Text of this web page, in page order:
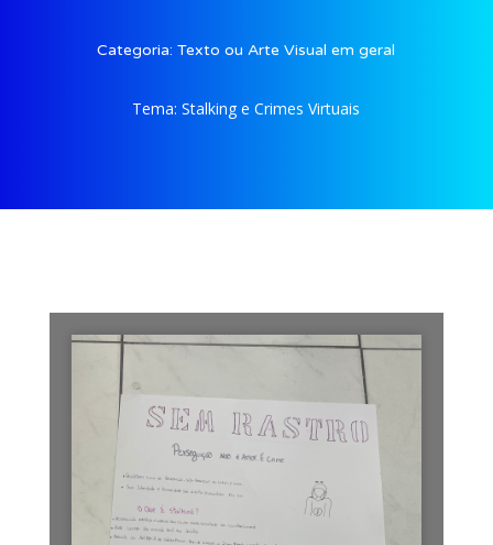
Categoria:Texto ou Arte Visual em geral
Tema:Stalking e Crimes Virtuais